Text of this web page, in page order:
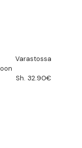
Varastossa
Sh. 32.90€